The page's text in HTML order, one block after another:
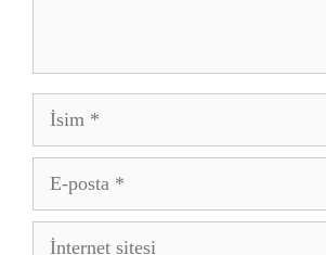
İsim
posta
İnternet